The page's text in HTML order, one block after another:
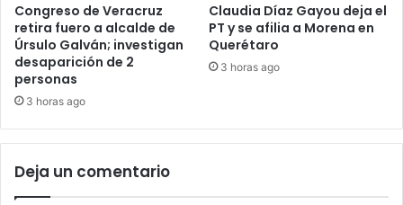
Congreso de Veracruz
retira fuero a alcalde de
Úrsulo Galván; investigan
desaparición de 2
personas
3 horas ago
Claudia Díaz Gayou deja el
PT y se afilia a Morena en
Querétaro
3 horas ago
Deja un comentario